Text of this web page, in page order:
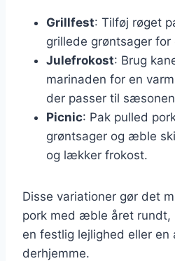
Grillfest: Tilføj røget
grillede grøntsager for
Julefrokost: Brug
marinaden for en
der passer til
Picnic: Pak pulled
grøntsager og æble
og lækker frokost.
Disse variationer gør det
pork med æble året rundt,
en festlig lejlighed eller en
derhjemme.